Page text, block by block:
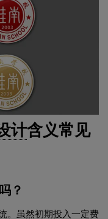
计含义常见
？
。虽然初期投入一定费